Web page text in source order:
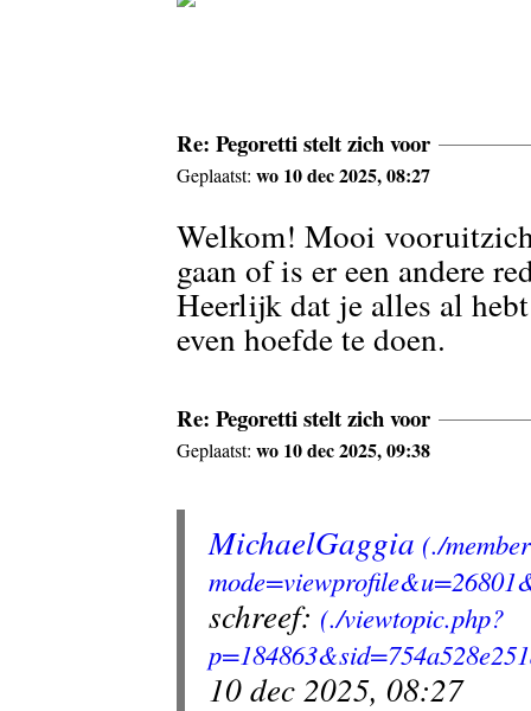
Re: Pegoretti stelt zich voor
Geplaatst:wo 10 dec 2025, 08:27
Welkom! Mooi
gaan of is er een andere
Heerlijk dat je alles al
even hoefde te doen.
Re: Pegoretti stelt zich voor
Geplaatst:wo 10 dec 2025, 09:38
MichaelGaggia
schreef:
10 dec 2025, 08:27